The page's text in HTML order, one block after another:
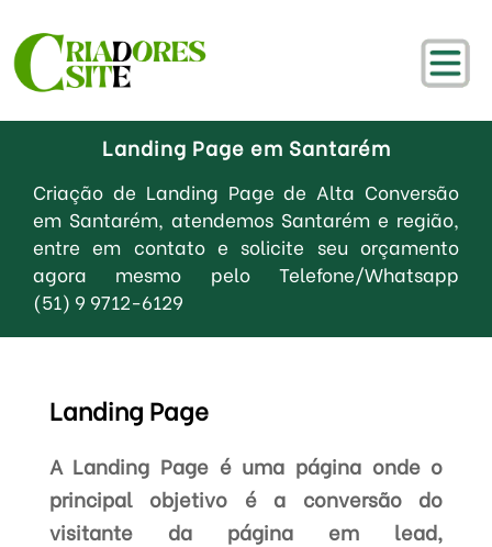
Landing Page em Santarém
Criação de Landing Page de Alta Conversão
em Santarém, atendemos Santarém e região,
entre em contato e solicite seu orçamento
agora mesmo pelo Telefone/Whatsapp
(51) 9 9712-6129
Landing Page
A Landing Page é uma página onde o
principal objetivo é a conversão do
visitante da página em lead,